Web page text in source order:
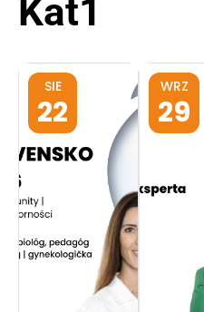
Kat1
SIE
22
WRZ
29